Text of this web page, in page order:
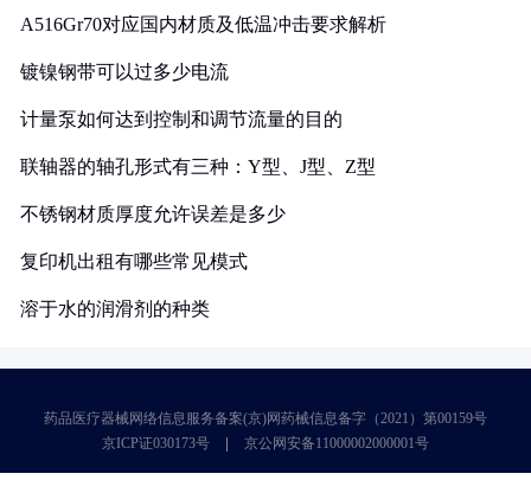
A516Gr70对应国内材质及低温冲击要求解析
镀镍钢带可以过多少电流
计量泵如何达到控制和调节流量的目的
联轴器的轴孔形式有三种：Y型、J型、Z型
不锈钢材质厚度允许误差是多少
复印机出租有哪些常见模式
溶于水的润滑剂的种类
药品医疗器械网络信息服务备案(京)网药械信息备字（2021）第00159号
京ICP证030173号
京公网安备11000002000001号